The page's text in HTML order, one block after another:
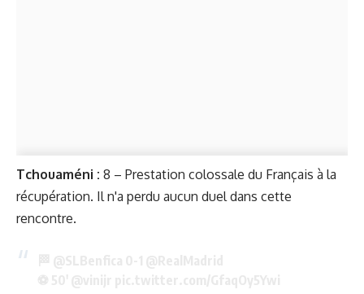
Tchouaméni : 8 – Prestation colossale du Français à la
récupération. Il n'a perdu aucun duel dans cette
rencontre.